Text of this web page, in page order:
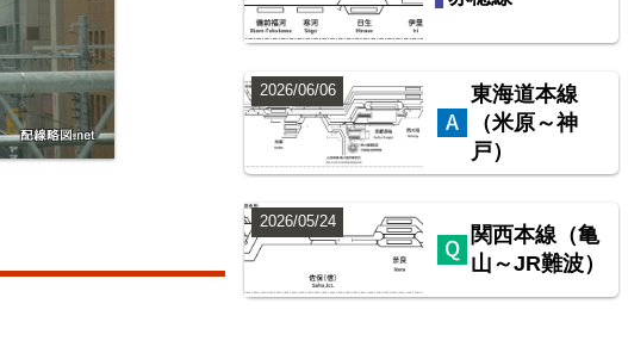
東海道本線
（米原～神
戸）
2026/06/06
関西本線（亀
山～JR難波）
2026/05/24